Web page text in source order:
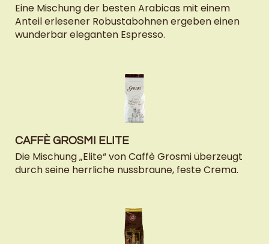
Eine Mischung der besten Arabicas mit einem
Anteil erlesener Robustabohnen ergeben einen
wunderbar eleganten Espresso.
CAFFÈ GROSMI ELITE
Die Mischung „Elite“ von Caffè Grosmi überzeugt
durch seine herrliche nussbraune, feste Crema.